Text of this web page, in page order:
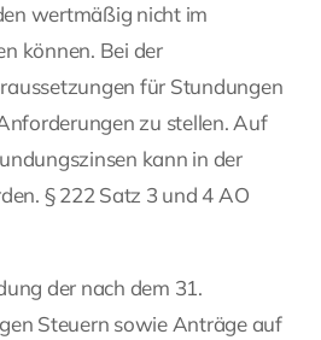
wertmäßig nicht im
können. Bei der
für Stundungen
zu stellen. Auf
kann in der
§ 222 Satz 3 und 4 AO
der nach dem 31.
Steuern sowie Anträge auf